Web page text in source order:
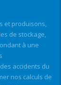
et produisons,
de stockage,
à une
accidents du
nos calculs de